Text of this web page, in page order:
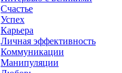
Счастье
Успех
Карьера
Личная эффективность
Коммуникации
Манипуляции